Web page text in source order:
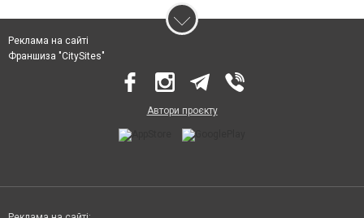
Реклама на сайті
Франшиза "CitySites"
Автори проєкту